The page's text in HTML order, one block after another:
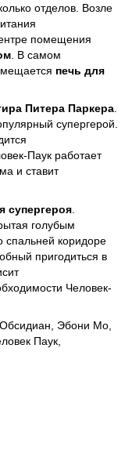
отделов. Возле
помещения
. В самом
печь для
Питера Паркера
супергерой.
Паук работает
и ставит
супергероя
голубым
спальней коридоре
пригодиться в
Человек-
Эбони Мо,
Паук,